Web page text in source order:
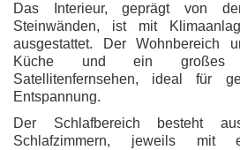
Das Interieur, geprägt von
Steinwänden, ist mit
ausgestattet. Der Wohnbereich
Küche und ein großes
Satellitenfernsehen, ideal für
Entspannung.
Der Schlafbereich besteht
Schlafzimmern, jeweils mit